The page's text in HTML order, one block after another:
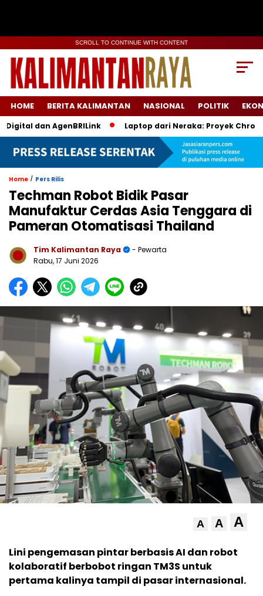
SCROLL TO CONTINUE WITH CONTENT
HOME BERITA KALIMANTAN NASIONAL POLITIK
dan AgenBRILink Laptop dari Neraka: Proyek
Home / Pers Rilis
Techman Robot Bidik Pasar
Manufaktur Cerdas Asia Tenggara di
Pameran Otomatisasi Thailand
Tim Kalimantan Raya
- Pewarta
Rabu, 17 Juni 2026
A A A
Lini pengemasan pintar berbasis AI dan robot
kolaboratif berbobot ringan TM3S untuk
pertama kalinya tampil di pasar internasional.